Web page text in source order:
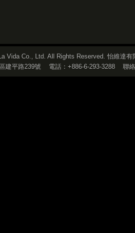
Vida Co., Ltd. All Rights Reserved. 怡維達有
建平路239號
電話：+886-6-293-3288 聯